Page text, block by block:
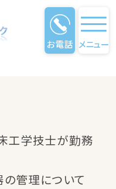
お電話 メニュー
工学技士が勤務
管理について